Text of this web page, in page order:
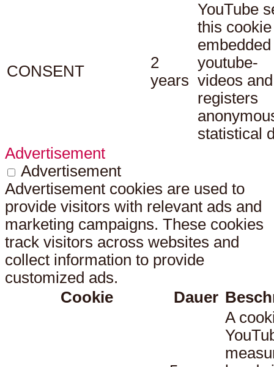
CONSENT
2
years
YouTube
this
embedded
youtube-
videos and
registers
statistical
Advertisement
Advertisement
Advertisement cookies are used to
provide visitors with relevant ads and
marketing campaigns. These cookies
track visitors across websites and
collect information to provide
customized ads.
Cookie
Dauer
A